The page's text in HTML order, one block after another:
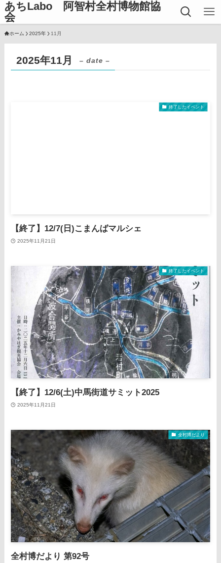
あちLabo 阿智村全村博物館協
会
ホーム 2025年 11月
2025年11月 – date –
終了したイベント
【終了】12/7(日)こまんばマルシェ
2025年11月21日
終了したイベント
【終了】12/6(土)中馬街道サミット2025
2025年11月21日
全村博だより
全村博だより 第92号